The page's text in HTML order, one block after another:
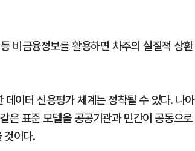
비금융정보를 활용하면 차주의 실질적 상환
이터 신용평가 체계는 정착될 수 있다. 나아
표준 모델을 공공기관과 민간이 공동으로
것이다.